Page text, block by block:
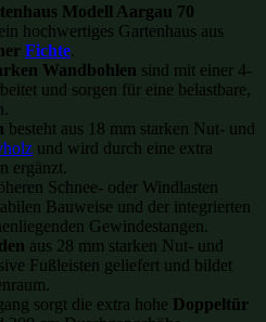
Modell Aargau 70
hochwertiges Gartenhaus aus
Fichte.
Wandbohlen sind mit einer 4-
und sorgen für eine belastbare,
besteht aus 18 mm starken Nut- und
und wird durch eine extra
ergänzt.
Schnee- oder Windlasten
Bauweise und der integrierten
Gewindestangen.
aus 28 mm starken Nut- und
Fußleisten geliefert und bildet
sorgt die extra hohe Doppeltür